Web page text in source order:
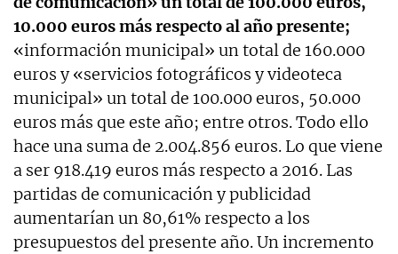
10.000 euros más respecto al año presente;
«información municipal» un total de 160.000
euros y «servicios fotográficos y videoteca
municipal» un total de 100.000 euros, 50.000
euros más que este año; entre otros. Todo ello
hace una suma de 2.004.856 euros. Lo que viene
a ser 918.419 euros más respecto a 2016. Las
partidas de comunicación y publicidad
aumentarían un 80,61% respecto a los
presupuestos del presente año. Un incremento